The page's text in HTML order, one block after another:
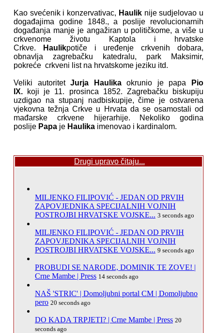
Kao svećenik i konzervativac, Haulik nije sudjelovao u
događajima godine 1848., a poslije revolucionarnih
događanja manje je angažiran u političkome, a više u
crkvenome životu Kaptola i hrvatske
Crkve.
Haulikpotiče i uređenje crkvenih dobara,
obnavlja zagrebačku katedralu, park Maksimir,
pokreće crkveni list na hrvatskome jeziku itd.
Veliki autoritetJurja Haulikaokrunio je papa
Pio
IX. koji je 11. prosinca 1852. Zagrebačku biskupiju
uzdigao na stupanj nadbiskupije, čime je ostvarena
vjekovna težnja Crkve u Hrvata da se osamostali od
mađarske crkvene hijerarhije. Nekoliko godina
poslije Papa je Haulika imenovao i kardinalom.
Drugi upravo čitaju...
MILJENKO FILIPOVIĆ - JEDAN OD PRVIH
ZAPOVJEDNIKA SPECIJALNIH VOJNIH
POSTROJBI HRVATSKE VOJSKE... 3 seconds ago
MILJENKO FILIPOVIĆ - JEDAN OD PRVIH
ZAPOVJEDNIKA SPECIJALNIH VOJNIH
POSTROJBI HRVATSKE VOJSKE... 9 seconds ago
PROBUDI SE NARODE, DOMINIK TE ZOVE! |
Crne Mambe | Press 14 seconds ago
NAŠ 'STRIC' | Domoljubni portal CM | Domoljubno
pero 20 seconds ago
DO KADA TRPJETI? | Crne Mambe | Press 20
seconds ago